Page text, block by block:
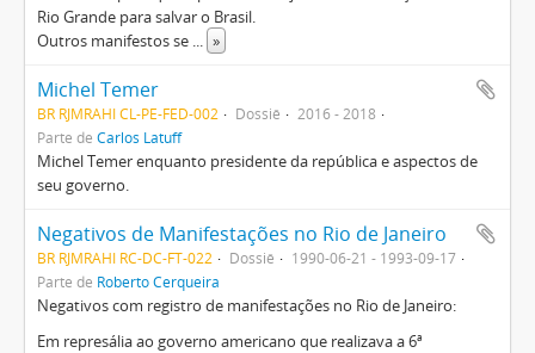
Rio Grande para salvar o Brasil.
Outros manifestos se ... »
Michel Temer
BR RJMRAHI CL-PE-FED-002 Dossiê
2016 - 2018
Parte de Carlos Latuff
Michel Temer enquanto presidente da república e aspectos de
seu governo.
Negativos de Manifestações no Rio de Janeiro
BR RJMRAHI RC-DC-FT-022 Dossiê
1990-06-21 - 1993-09-17
Parte de Roberto Cerqueira
Negativos com registro de manifestações no Rio de Janeiro:
Em represália ao governo americano que realizava a 6ª